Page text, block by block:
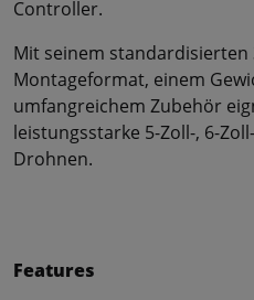
Controller.
Mit seinem standardisierten
Montageformat, einem
umfangreichem Zubehör
leistungsstarke 5-Zoll-, 6-
Drohnen.
Features